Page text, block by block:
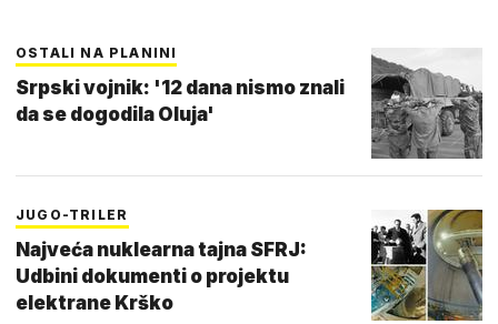
OSTALI NA PLANINI
Srpski vojnik: '12 dana nismo znali
da se dogodila Oluja'
JUGO-TRILER
Najveća nuklearna tajna SFRJ:
Udbini dokumenti o projektu
elektrane Krško